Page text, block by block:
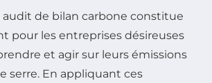
de bilan carbone constitue
pour les entreprises désireuses
et agir sur leurs émissions
serre. En appliquant ces